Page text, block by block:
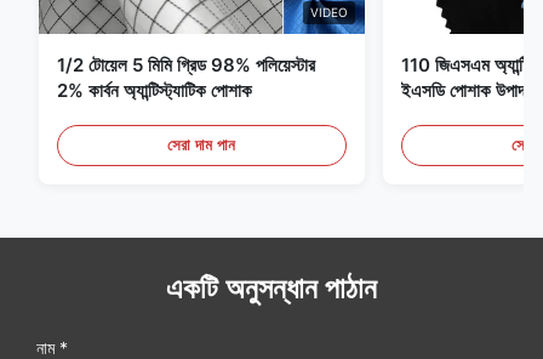
VIDEO
1/2 টোয়েল 5 মিমি গ্রিড 98% পলিয়েস্টার
2% কার্বন অ্যান্টিস্ট্যাটিক পোশাক
সেরা দাম পান
110 জিএসএম অ্যান্টি
ইএসডি পোশাক উপাদান
সেরা
একটি অনুসন্ধান পাঠান
নাম *